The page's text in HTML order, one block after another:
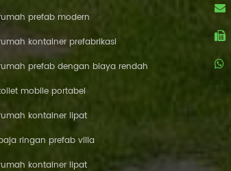
prefab modern
kontainer prefabrikasi
prefab dengan biaya rendah
mobile portabel
kontainer lipat
ringan prefab villa
kontainer lipat